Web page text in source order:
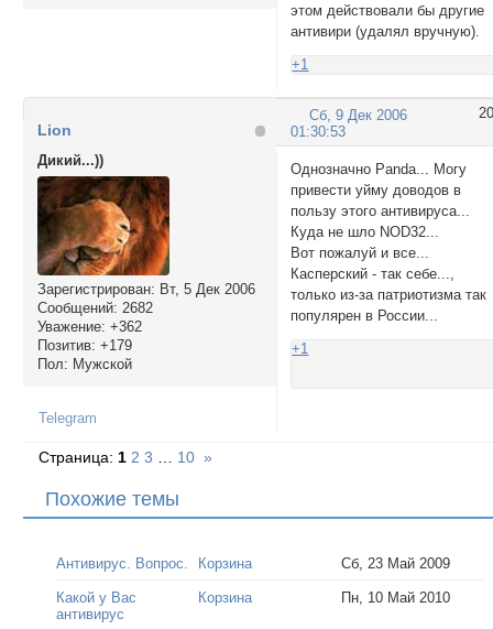
этом действовали бы другие
антивири (удалял вручную).
+1
20
Сб, 9 Дек 2006
01:30:53
Lion
Дикий...))
Зарегистрирован: Вт, 5 Дек 2006
Сообщений: 2682
Уважение: +362
Позитив: +179
Пол: Мужской
Однозначно Panda... Могу
привести уйму доводов в
пользу этого антивируса...
Куда не шло NOD32...
Вот пожалуй и все...
Касперский - так себе...,
только из-за патриотизма так
популярен в России...
+1
Telegram
Страница: 1 2 3 10 »
Похожие темы
Антивирус. Вопрос. Корзина Сб, 23 Май 2009
Какой у Вас
антивирус
Корзина Пн, 10 Май 2010